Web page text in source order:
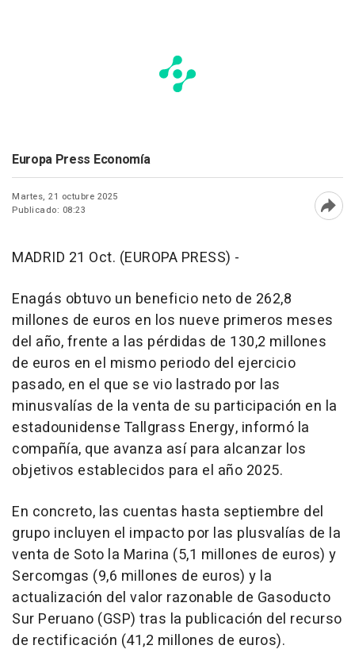
Europa Press Economía
Martes, 21 octubre 2025
Publicado: 08:23
MADRID 21 Oct. (EUROPA PRESS) -
Enagás obtuvo un beneficio neto de 262,8
millones de euros en los nueve primeros meses
del año, frente a las pérdidas de 130,2 millones
de euros en el mismo periodo del ejercicio
pasado, en el que se vio lastrado por las
minusvalías de la venta de su participación en la
estadounidense Tallgrass Energy, informó la
compañía, que avanza así para alcanzar los
objetivos establecidos para el año 2025.
En concreto, las cuentas hasta septiembre del
grupo incluyen el impacto por las plusvalías de la
venta de Soto la Marina (5,1 millones de euros) y
Sercomgas (9,6 millones de euros) y la
actualización del valor razonable de Gasoducto
Sur Peruano (GSP) tras la publicación del recurso
de rectificación (41,2 millones de euros).